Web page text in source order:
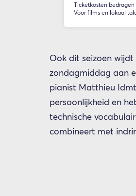
Ticketkosten
Voor films en lokaal
Ook dit seizoen wijdt
zondagmiddag aan
pianist Matthieu
persoonlijkheid en
technische
combineert met